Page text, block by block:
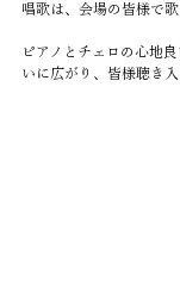
唱歌は、会場の皆様で歌
ピアノとチェロの心地
いに広がり、皆様聴き入